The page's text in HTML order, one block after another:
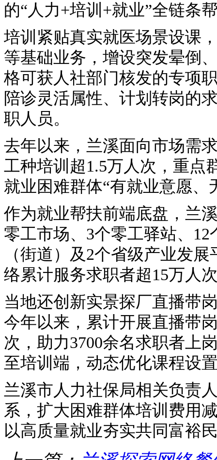
的“人力+培训+就业”全链条
培训紧贴真实就医场景设课
等基础业务，增设突发晕倒
格可获人社部门核发的专项
陪诊灵活属性、计划转岗的
职人员。
去年以来，兰溪面向市场需
工种培训超1.5万人次，重点
就业困难群体“有就业意愿、
作为就业帮扶前端底盘，兰
零工市场、3个零工驿站、
（街道）及2个省级产业发
络累计服务求职者超15万人
当地还创新实景探厂直播带
今年以来，累计开展直播带
次，助力3700余名求职者上
至培训端，动态优化课程设
兰溪市人力社保局相关负责
系，扩大困难群体培训费用
以高质量就业夯实共同富裕